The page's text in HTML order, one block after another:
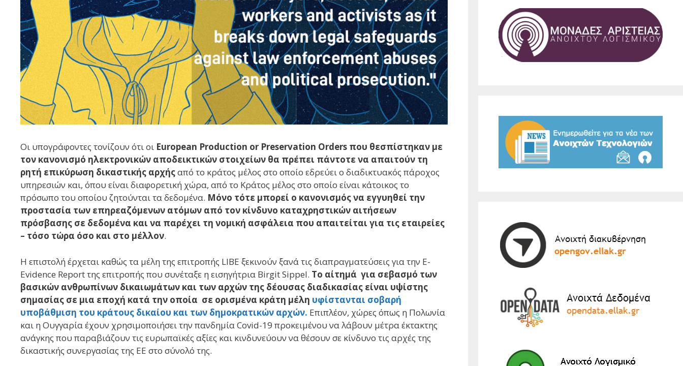
Οι υπογράφοντες τονίζουν ότι οι European Production or Preservation Orders που θεσπίστηκαν με
τον κανονισμό ηλεκτρονικών αποδεικτικών στοιχείων θα πρέπει πάντοτε να απαιτούν τη
ρητή επικύρωση δικαστικής αρχήςαπό το κράτος μέλος στο οποίο εδρεύει ο διαδικτυακός πάροχος
υπηρεσιών και, όπου είναι διαφορετική χώρα, από το Κράτος μέλος στο οποίο είναι κάτοικος το
πρόσωπο του οποίου ζητούνται τα δεδομένα. Μόνο τότε μπορεί ο κανονισμός να εγγυηθεί την
προστασία των επηρεαζόμενων ατόμων από τον κίνδυνο καταχρηστικών αιτήσεων
πρόσβασης σε δεδομένα και να παρέχει τη νομική ασφάλεια που απαιτείται για τις εταιρείες
– τόσο τώρα όσο και στο μέλλον.
Η επιστολή έρχεται καθώς τα μέλη της επιτροπής LIBE ξεκινούν ξανά τις διαπραγματεύσεις για την E-
Evidence Report της επιτροπής που συνέταξε η εισηγήτρια Birgit Sippel. Το αίτημά για σεβασμό των
βασικών ανθρωπίνων δικαιωμάτων και των αρχών της δέουσας διαδικασίας είναι υψίστης
σημασίας σε μια εποχή κατά την οποία σε ορισμένα κράτη μέλη υφίστανται σοβαρή
υποβάθμιση του κράτους δικαίου και των δημοκρατικών αρχών. Επιπλέον, χώρες όπως η Πολωνία
και η Ουγγαρία έχουν χρησιμοποιήσει την πανδημία Covid-19 προκειμένου να λάβουν μέτρα έκτακτης
ανάγκης που παραβιάζουν τις ευρωπαϊκές αξίες και κινδυνεύουν να θέσουν σε κίνδυνο τις αρχές της
δικαστικής συνεργασίας της ΕΕ στο σύνολό της.